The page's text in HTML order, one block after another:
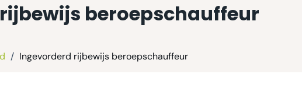
beroepschauffeur
/ Ingevorderd rijbewijs beroepschauffeur